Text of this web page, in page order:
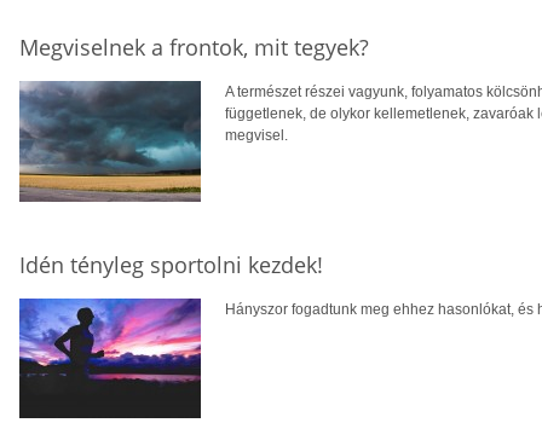
Megviselnek a frontok, mit tegyek?
A természet részei vagyunk, folyamatos
függetlenek, de olykor kellemetlenek,
megvisel.
Idén tényleg sportolni kezdek!
Hányszor fogadtunk meg ehhez hasonlókat,